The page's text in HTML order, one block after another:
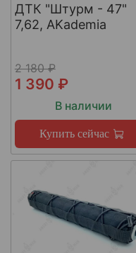
ДТК "Штурм - 47"
7,62, AKademia
2 180 ₽
1 390 ₽
В наличии
Купить сейчас